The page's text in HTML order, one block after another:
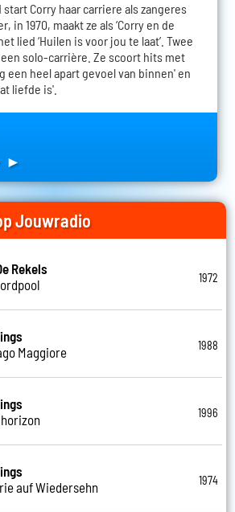
Corry haar carriere als zangeres
in 1970, maakt ze als ‘Corry en de
lied ‘Huilen is voor jou te laat’. Twee
een solo-carrière. Ze scoort hits met
een heel apart gevoel van binnen' en
liefde is'.
►
Jouwradio
Rekels
1972
Maggiore
1988
1996
auf Wiedersehn
1974